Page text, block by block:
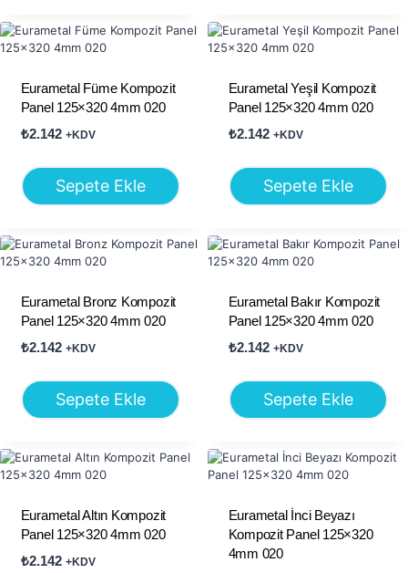
Eurametal Füme Kompozit
Panel 125×320 4mm 020
₺2.142 +KDV
Sepete Ekle
Eurametal Yeşil Kompozit
Panel 125×320 4mm 020
₺2.142 +KDV
Sepete Ekle
Eurametal Bronz Kompozit
Panel 125×320 4mm 020
₺2.142 +KDV
Sepete Ekle
Eurametal Bakır Kompozit
Panel 125×320 4mm 020
₺2.142 +KDV
Sepete Ekle
Eurametal Altın Kompozit
Panel 125×320 4mm 020
₺2.142 +KDV
Eurametal İnci Beyazı
Kompozit Panel 125×320
4mm 020